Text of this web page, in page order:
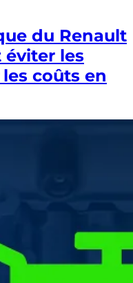
du Renault
éviter les
coûts en